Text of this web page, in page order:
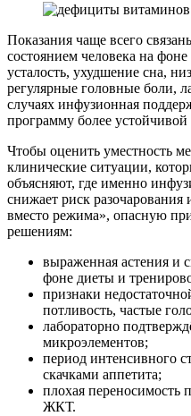
Показания чаще всего
состоянием человека на
усталость, ухудшение сна,
регулярные головные боли,
случаях инфузионная
программу более устойчивой
Чтобы оценить уместность
клинические ситуации,
объясняют, где именно
снижает риск
вместо режима», опасную
решениям:
выраженная астения и
фоне диеты и
признаки
потливость, частые
лабораторно
микроэлементов;
период интенсивного
скачками аппетита;
плохая переносимость
ЖКТ.